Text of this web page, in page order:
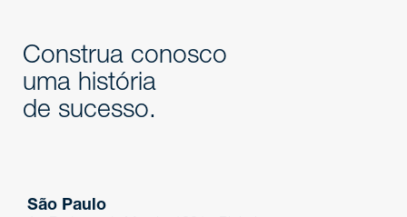
Construa conosco
uma história
de sucesso.
São Paulo